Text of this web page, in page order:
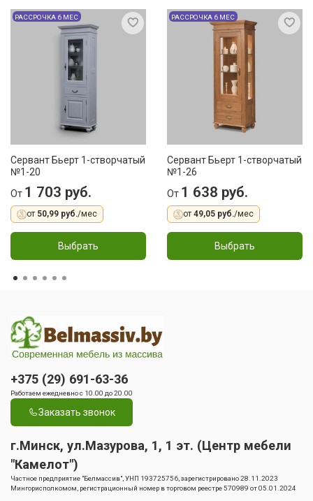
РАССРОЧКА 6 МЕС
Сервант Бьерт 1-створчатый
№1-20
От 1 703 руб.
от 50,99 руб./мес
Выбрать
РАССРОЧКА 6 МЕС
Сервант Бьерт 1-створчатый
№1-26
От 1 638 руб.
от 49,05 руб./мес
Выбрать
+375 (29) 691-63-36
Работаем ежедневно с 10.00 до 20.00
Заказать звонок
г.Минск, ул.Мазурова, 1, 1 эт. (Центр мебели
"Камелот")
Частное предприятие "Белмассив", УНП 193725756, зарегистрировано 28.11.2023
Мингорисполкомом, регистрационный номер в торговом реестре 570989 от 05.01.2024